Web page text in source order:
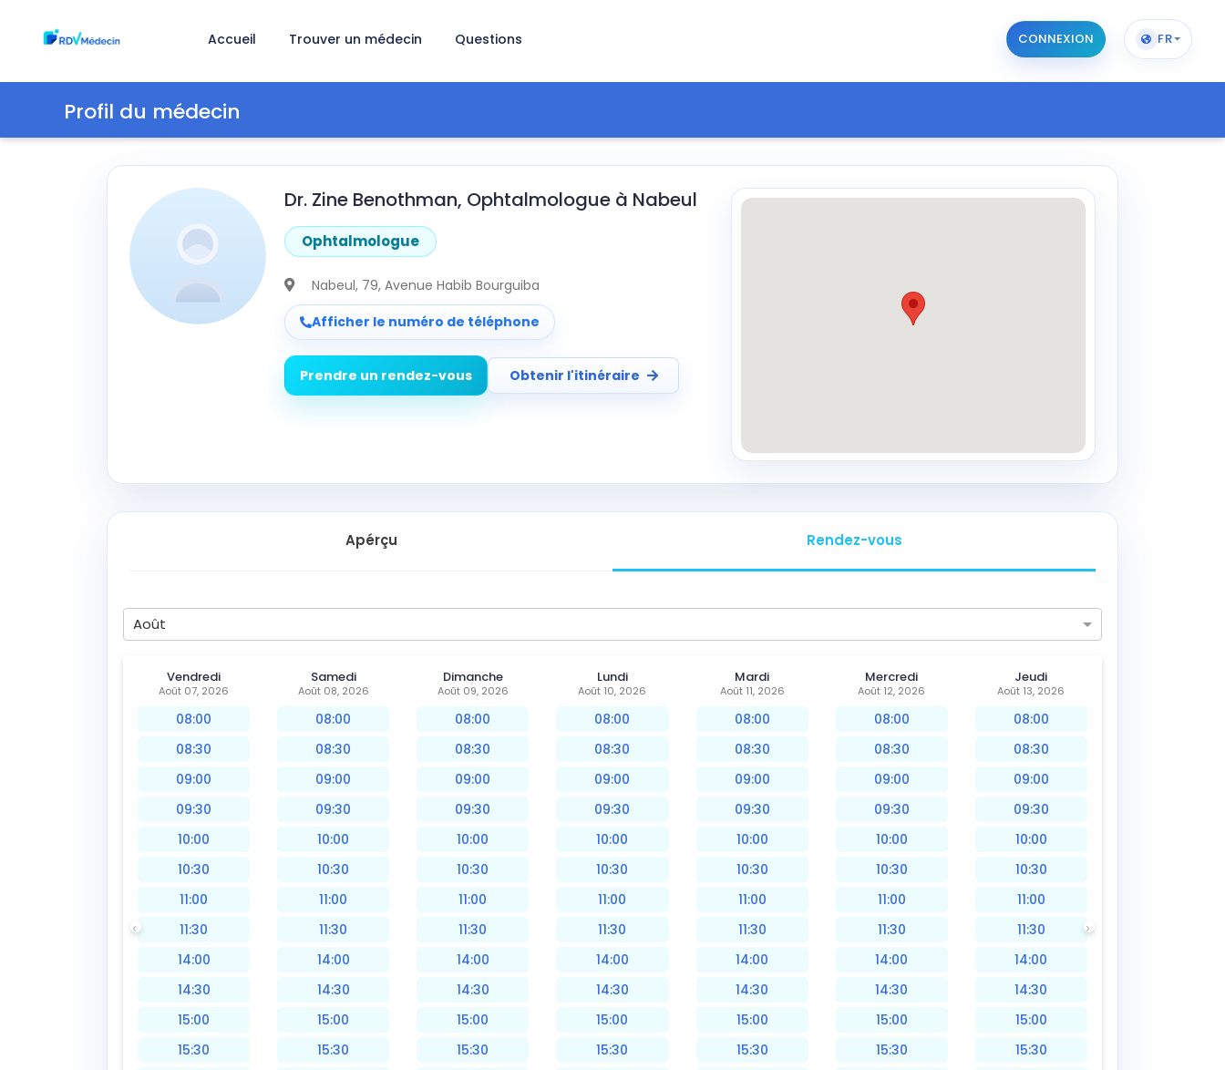
Accueil Trouver un médecin Questions CONNEXION FR
Profil du médecin
Dr. Zine Benothman, Ophtalmologue à Nabeul
Ophtalmologue
Nabeul, 79, Avenue Habib Bourguiba
Afficher le numéro de téléphone
Prendre un rendez-vous Obtenir l'itinéraire
Apérçu Rendez-vous
Août
Vendredi
Août 07, 2026
08:00
08:30
09:00
09:30
10:00
10:30
11:00
11:30
14:00
14:30
15:00
15:30
Samedi
Août 08, 2026
08:00
08:30
09:00
09:30
10:00
10:30
11:00
11:30
14:00
14:30
15:00
15:30
Dimanche
Août 09, 2026
08:00
08:30
09:00
09:30
10:00
10:30
11:00
11:30
14:00
14:30
15:00
15:30
Lundi
Août 10, 2026
08:00
08:30
09:00
09:30
10:00
10:30
11:00
11:30
14:00
14:30
15:00
15:30
Mardi
Août 11, 2026
08:00
08:30
09:00
09:30
10:00
10:30
11:00
11:30
14:00
14:30
15:00
15:30
Mercredi
Août 12, 2026
08:00
08:30
09:00
09:30
10:00
10:30
11:00
11:30
14:00
14:30
15:00
15:30
Jeudi
Août 13, 2026
08:00
08:30
09:00
09:30
10:00
10:30
11:00
11:30
14:00
14:30
15:00
15:30